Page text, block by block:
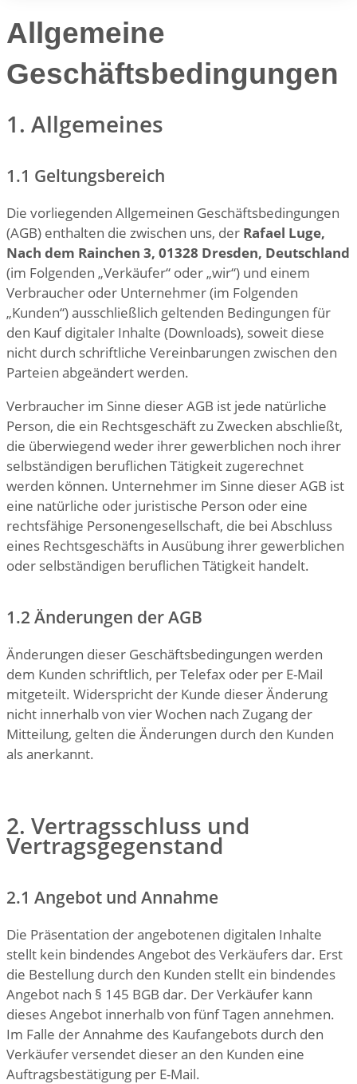
Allgemeine
Geschäftsbedingungen
1. Allgemeines
1.1 Geltungsbereich
Die vorliegenden Allgemeinen Geschäftsbedingungen
(AGB) enthalten die zwischen uns, der Rafael Luge,
Nach dem Rainchen 3, 01328 Dresden, Deutschland
(im Folgenden „Verkäufer“ oder „wir“) und einem
Verbraucher oder Unternehmer (im Folgenden
„Kunden“) ausschließlich geltenden Bedingungen für
den Kauf digitaler Inhalte (Downloads), soweit diese
nicht durch schriftliche Vereinbarungen zwischen den
Parteien abgeändert werden.
Verbraucher im Sinne dieser AGB ist jede natürliche
Person, die ein Rechtsgeschäft zu Zwecken abschließt,
die überwiegend weder ihrer gewerblichen noch ihrer
selbständigen beruflichen Tätigkeit zugerechnet
werden können. Unternehmer im Sinne dieser AGB ist
eine natürliche oder juristische Person oder eine
rechtsfähige Personengesellschaft, die bei Abschluss
eines Rechtsgeschäfts in Ausübung ihrer gewerblichen
oder selbständigen beruflichen Tätigkeit handelt.
1.2 Änderungen der AGB
Änderungen dieser Geschäftsbedingungen werden
dem Kunden schriftlich, per Telefax oder per E-Mail
mitgeteilt. Widerspricht der Kunde dieser Änderung
nicht innerhalb von vier Wochen nach Zugang der
Mitteilung, gelten die Änderungen durch den Kunden
als anerkannt.
2. Vertragsschluss und
Vertragsgegenstand
2.1 Angebot und Annahme
Die Präsentation der angebotenen digitalen Inhalte
stellt kein bindendes Angebot des Verkäufers dar. Erst
die Bestellung durch den Kunden stellt ein bindendes
Angebot nach § 145 BGB dar. Der Verkäufer kann
dieses Angebot innerhalb von fünf Tagen annehmen.
Im Falle der Annahme des Kaufangebots durch den
Verkäufer versendet dieser an den Kunden eine
Auftragsbestätigung per E-Mail.